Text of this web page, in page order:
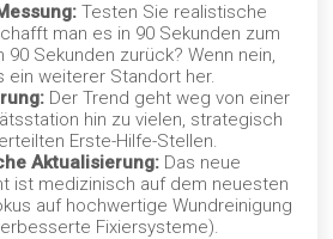
Testen Sie realistische
man es in 90 Sekunden zum
90 Sekunden zurück? Wenn nein,
ein weiterer Standort her.
Der Trend geht weg von einer
hin zu vielen, strategisch
Erste-Hilfe-Stellen.
Aktualisierung:Das neue
ist medizinisch auf dem neuesten
auf hochwertige Wundreinigung
Fixiersysteme).